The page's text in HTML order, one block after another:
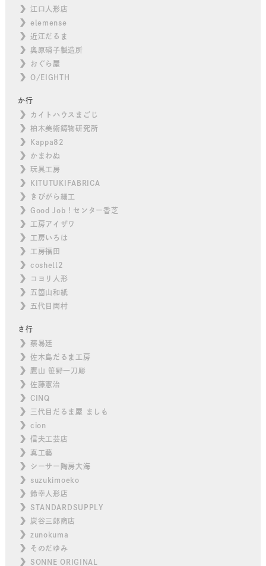
江口人形店
elemense
近江だるま
奥原硝子製造所
おぐら屋
O/EIGHTH
か行
カイトハウスまごじ
柏木美術鋳物研究所
Kappa82
かまわぬ
玩具工房
KITUTUKIFABRICA
きびがら細工
Good Job！センター香芝
工房アイザワ
工房いろは
工房福田
coshell2
コヨリ人形
五箇山和紙
五代目両村
さ行
蔡易廷
佐木島だるま工房
鷹山 笹野一刀彫
佐藤憲治
CINQ
三代目だるま屋 ましも
cion
信夫工芸店
真工藝
シーサー陶房大海
suzukimoeko
鈴幸人形店
STANDARDSUPPLY
炭谷三郎商店
zunokuma
そのだゆみ
SONNE ORIGINAL